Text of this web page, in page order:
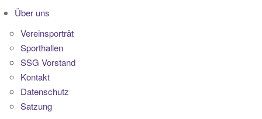
Über uns
Vereinsporträt
Sporthallen
SSG Vorstand
Kontakt
Datenschutz
Satzung